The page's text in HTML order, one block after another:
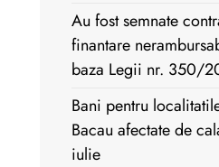
Au fost semnate
finantare
baza Legii nr. 350/
Bani pentru
Bacau afectate de
iulie